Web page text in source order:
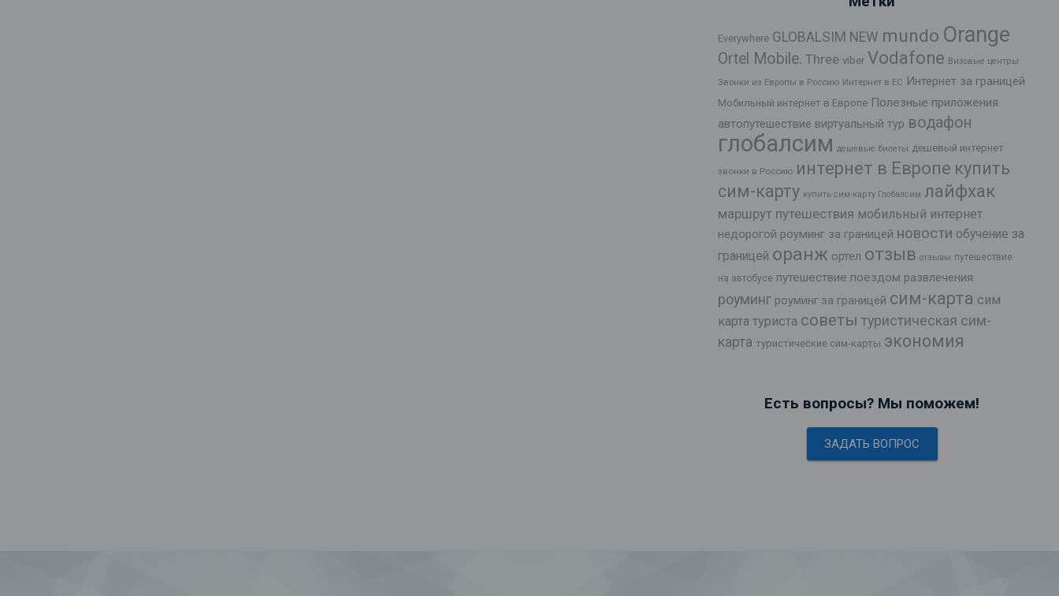
Everywhere GLOBALSIM NEW mundo Orange
Ortel Mobile. Three viber Vodafone Визовые центры
Звонки из Европы в Россию Интернет в ЕС Интернет за границей
Мобильный интернет в Европе Полезные приложения
автопутешествие виртуальный тур водафон
глобалсим дешевые билеты дешевый интернет
звонки в Россию интернет в Европе купить
сим-карту купить сим-карту Глобалсим лайфхак
маршрут путешествия мобильный интернет
недорогой роуминг за границей новости обучение за
границей оранж ортел отзыв отзывы путешествие
на автобусе путешествие поездом развлечения
роуминг роуминг за границей сим-карта сим
карта туриста советы туристическая сим-
карта туристические сим-карты экономия
Есть вопросы? Мы поможем!
ЗАДАТЬ ВОПРОС